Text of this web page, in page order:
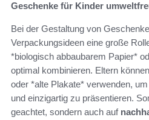
Geschenke für Kinder
Bei der Gestaltung von
Verpackungsideen eine große
*biologisch abbaubarem Papier*
optimal kombinieren. Eltern
oder *alte Plakate* verwenden,
und einzigartig zu präsentieren.
geachtet, sondern auch auf